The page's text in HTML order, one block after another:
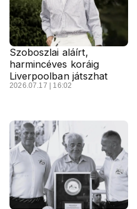
Szoboszlai aláírt,
harmincéves koráig
Liverpoolban játszhat
2026.07.17 | 16:02